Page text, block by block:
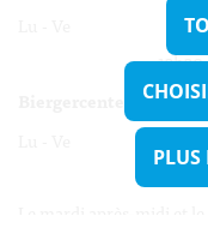
Lu - Ve 08h00
13h30 -
Lu - Ve 08h00 -
13h30 -